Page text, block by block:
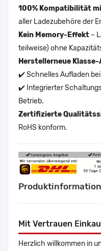
100% Kompatibilität
aller Ladezubehöre der
Kein Memory-Effekt –
teilweise) ohne
Herstellerneue
✔️ Schnelles Aufladen
✔️ Integrierter
Betrieb.
Zertifizierte
RoHS konform.
Produktinformation
Mit Vertrauen
Herzlich willkommen in